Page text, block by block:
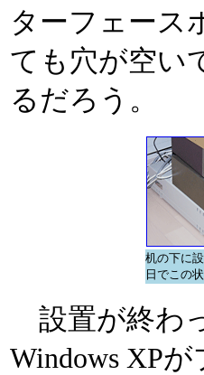
ターフェース
ても穴が空い
るだろう。
机の下に
日でこの
設置が終わ
Windows XP